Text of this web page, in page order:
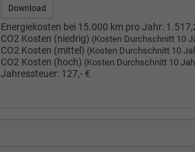
Download
Energiekosten bei 15.000 km pro Jahr:
CO2 Kosten (niedrig) (Kosten Durchschnitt 10
CO2 Kosten (mittel) (Kosten Durchschnitt 10
CO2 Kosten (hoch) (Kosten Durchschnitt 10
Jahressteuer: 127,- €